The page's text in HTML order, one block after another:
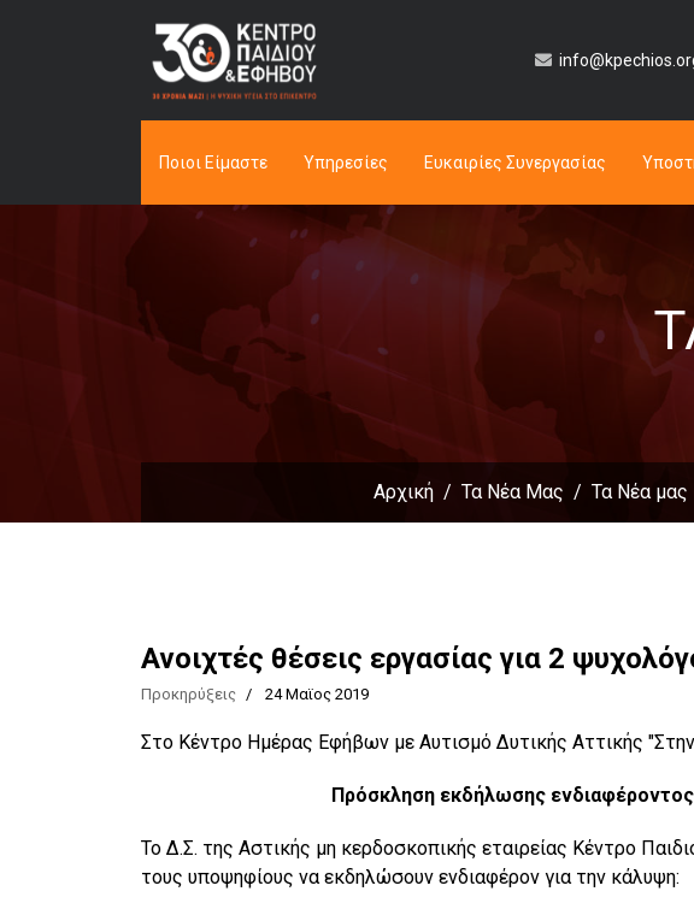
Ποιοι Είμαστε Υπηρεσίες Ευκαιρίες Συνεργασίας
Αρχική Τα Νέα Μας Τα Νέα μας
Ανοιχτές θέσεις εργασίας για 2
Προκηρύξεις 24 Μαϊος 2019
Στο Κέντρο Ημέρας Εφήβων με Αυτισμό Δυτικής Αττικής
Πρόσκληση εκδήλωσης
Το Δ.Σ. της Αστικής μη κερδοσκοπικής εταιρείας Κέντρο
τους υποψηφίους να εκδηλώσουν ενδιαφέρον για την κάλυψη: